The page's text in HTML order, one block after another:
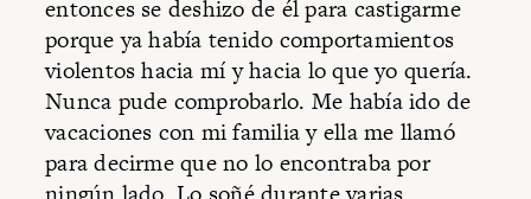
entonces se deshizo de él para castigarme
porque ya había tenido comportamientos
violentos hacia mí y hacia lo que yo quería.
Nunca pude comprobarlo. Me había ido de
vacaciones con mi familia y ella me llamó
para decirme que no lo encontraba por